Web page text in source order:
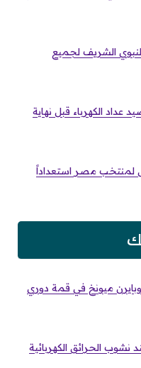
الشريف لجميع
عداد الكهرباء قبل نهاية
لمنتخب مصر استعداداً
ميونخ في قمة دوري
الحرائق الكهربائية